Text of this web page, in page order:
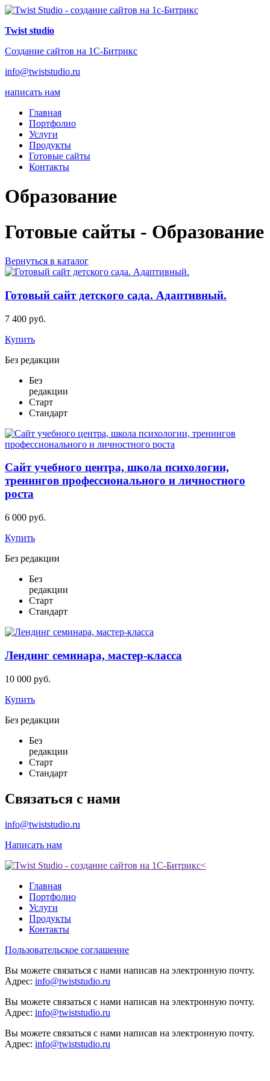
Twist studio
Создание сайтов на 1С-Битрикс
info@twiststudio.ru
написать нам
Главная
Портфолио
Услуги
Продукты
Готовые сайты
Контакты
Образование
Готовые сайты - Образование
Вернуться в каталог
Готовый сайт детского сада. Адаптивный.
7 400 руб.
Купить
Без редакции
Без
редакции
Старт
Стандарт
Сайт учебного центра, школа психологии,
тренингов профессионального и личностного
роста
6 000 руб.
Купить
Без редакции
Без
редакции
Старт
Стандарт
Лендинг семинара, мастер-класса
10 000 руб.
Купить
Без редакции
Без
редакции
Старт
Стандарт
Связаться с нами
info@twiststudio.ru
Написать нам
Главная
Портфолио
Услуги
Продукты
Контакты
Пользовательское соглашение
Вы можете связаться с нами написав на электронную почту.
Адрес: info@twiststudio.ru
Вы можете связаться с нами написав на электронную почту.
Адрес: info@twiststudio.ru
Вы можете связаться с нами написав на электронную почту.
Адрес: info@twiststudio.ru